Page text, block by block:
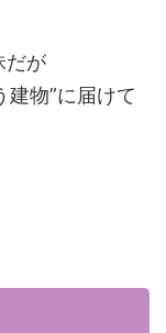
だが
物”に届けて